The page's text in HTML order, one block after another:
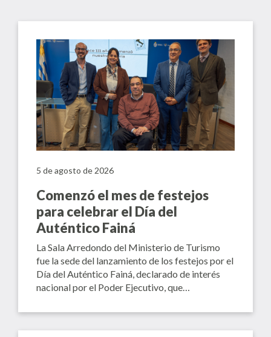
5 de agosto de 2026
Comenzó el mes de festejos
para celebrar el Día del
Auténtico Fainá
La Sala Arredondo del Ministerio de Turismo
fue la sede del lanzamiento de los festejos por el
Día del Auténtico Fainá, declarado de interés
nacional por el Poder Ejecutivo, que…